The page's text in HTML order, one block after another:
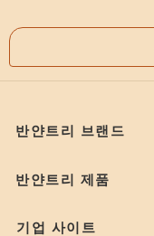
반얀트리 브랜드
반얀트리 제품
기업 사이트